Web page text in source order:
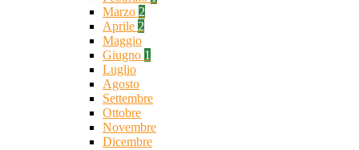
Marzo 2
Aprile 2
Maggio
Giugno 1
Luglio
Agosto
Settembre
Ottobre
Novembre
Dicembre